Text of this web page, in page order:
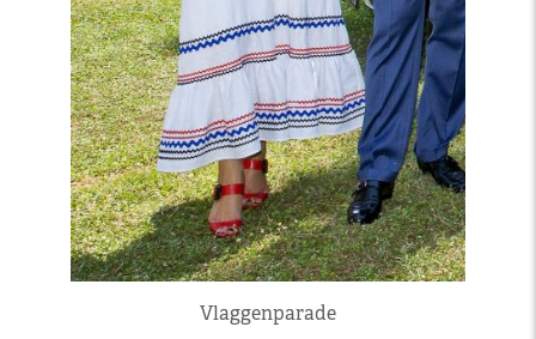
Vlaggenparade